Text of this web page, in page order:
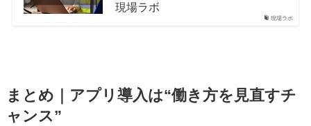
現場ラボ
現場ラボ
まとめ｜アプリ導入は“働き方を見直すチ
ャンス”